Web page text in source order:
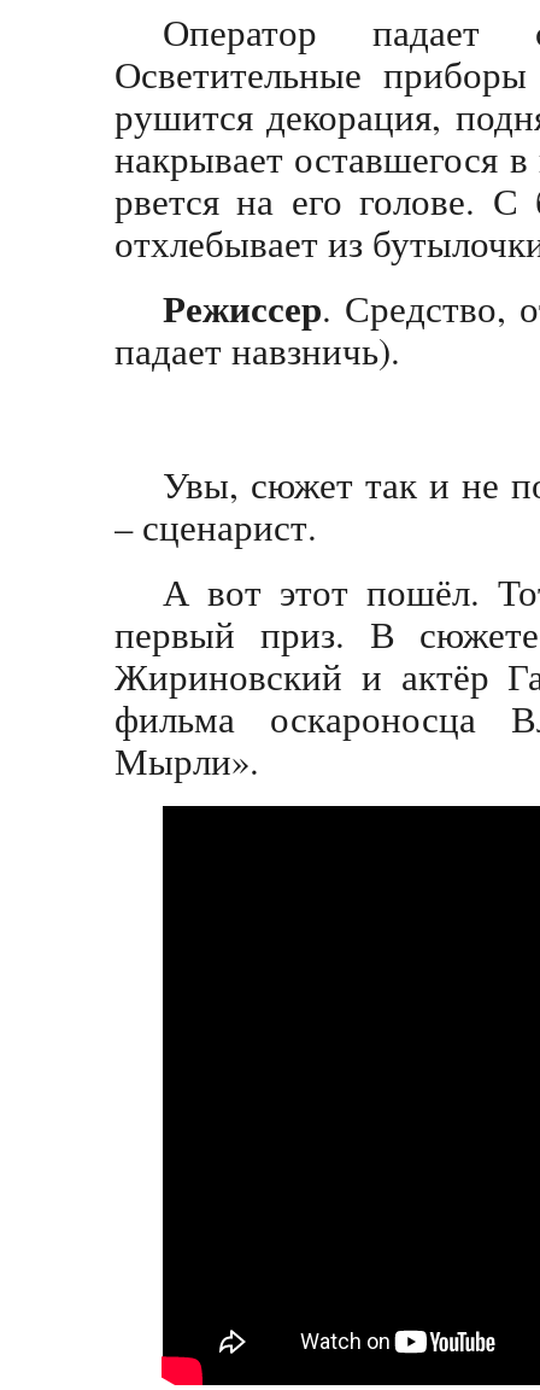
Оператор падает
Осветительные
рушится декорация,
накрывает оставшегося
рвется на его голове.
отхлебывает из
Режиссер. Средство,
падает навзничь).
Увы, сюжет так и не
– сценарист.
А вот этот пошёл.
первый приз. В сюжете
Жириновский и актёр
фильма оскароносца
Мырли».